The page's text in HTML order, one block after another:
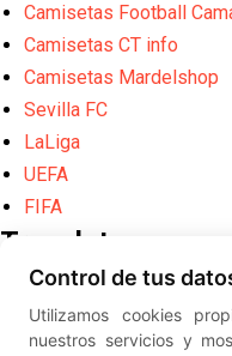
Camisetas Football
Camisetas CT info
Camisetas Mardelshop
Sevilla FC
LaLiga
UEFA
FIFA
Translate
Powered by
Translate
Diseño web creado por
Control de tus
Utilizamos cookies
nuestros servicios y